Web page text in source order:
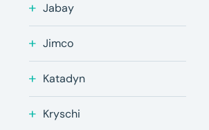
Jabay
Jimco
Katadyn
Kryschi